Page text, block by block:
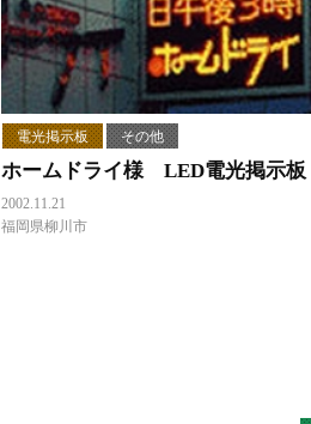
電光掲示板 その他
ホームドライ様 LED電光掲示板
2002.11.21
福岡県柳川市